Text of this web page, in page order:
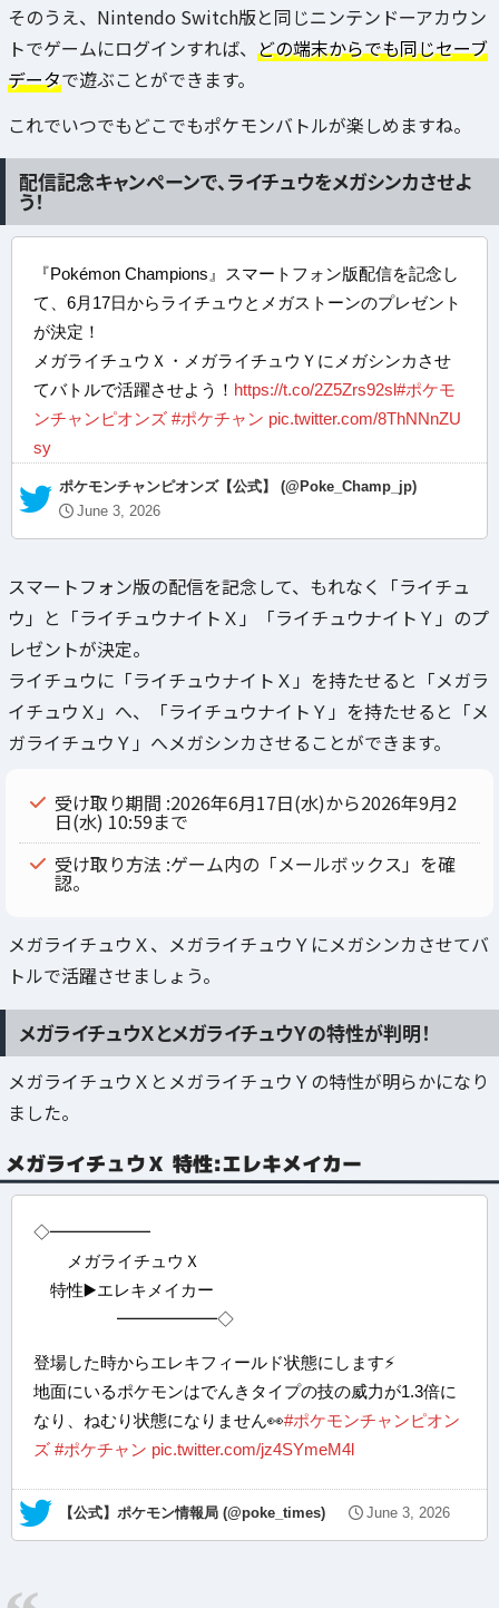
そのうえ、Nintendo Switch版と同じニンテンドーアカウン
トでゲームにログインすれば、 どの端末からでも同じセーブ
データで遊ぶことができます。
これでいつでもどこでもポケモンバトルが楽しめますね。
配信記念キャンペーンで、ライチュウをメガシンカさせよ
う！
『Pokémon Champions』スマートフォン版配信を記念し
て、6月17日からライチュウとメガストーンのプレゼント
が決定！
メガライチュウＸ・メガライチュウＹにメガシンカさせ
てバトルで活躍させよう！ https://t.co/2Z5Zrs92sl#ポケモ
ンチャンピオンズ #ポケチャン pic.twitter.com/8ThNNnZU
sy
— ポケモンチャンピオンズ【公式】 (@Poke_Champ_jp)
June 3, 2026
スマートフォン版の配信を記念して、もれなく「ライチュ
ウ」と「ライチュウナイトＸ」「ライチュウナイトＹ」のプ
レゼントが決定。
ライチュウに「ライチュウナイトＸ」を持たせると「メガラ
イチュウＸ」へ、「ライチュウナイトＹ」を持たせると「メ
ガライチュウＹ」へメガシンカさせることができます。
受け取り期間 :2026年6月17日(水)から2026年9月2
日(水) 10:59まで
受け取り方法 :ゲーム内の「メールボックス」を確
認。
メガライチュウＸ、メガライチュウＹにメガシンカさせてバ
トルで活躍させましょう。
メガライチュウＸとメガライチュウＹの特性が判明！
メガライチュウＸとメガライチュウＹの特性が明らかになり
ました。
メガライチュウＸ 特性:エレキメイカー
◇━━━━━━
メガライチュウＸ
特性▶️エレキメイカー
━━━━━━◇
登場した時からエレキフィールド状態にします⚡️
地面にいるポケモンはでんきタイプの技の威力が1.3倍に
なり、ねむり状態になりません👀#ポケモンチャンピオン
ズ #ポケチャン pic.twitter.com/jz4SYmeM4l
— 【公式】ポケモン情報局 (@poke_times) June 3, 2026